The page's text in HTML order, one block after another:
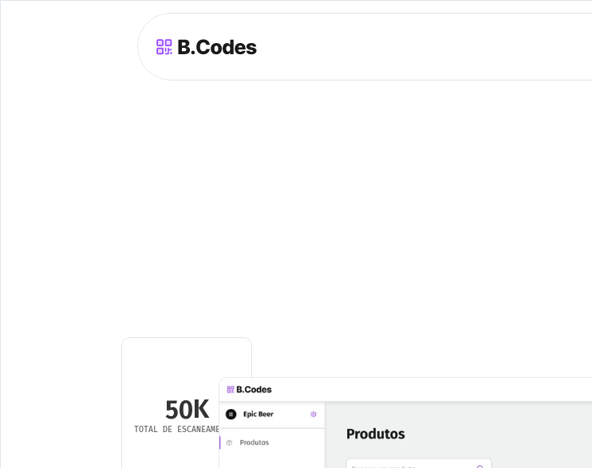
50K
TOTAL DE ESCANEAMENTOS